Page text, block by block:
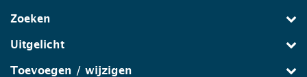
Zoeken
Uitgelicht
Toevoegen / wijzigen